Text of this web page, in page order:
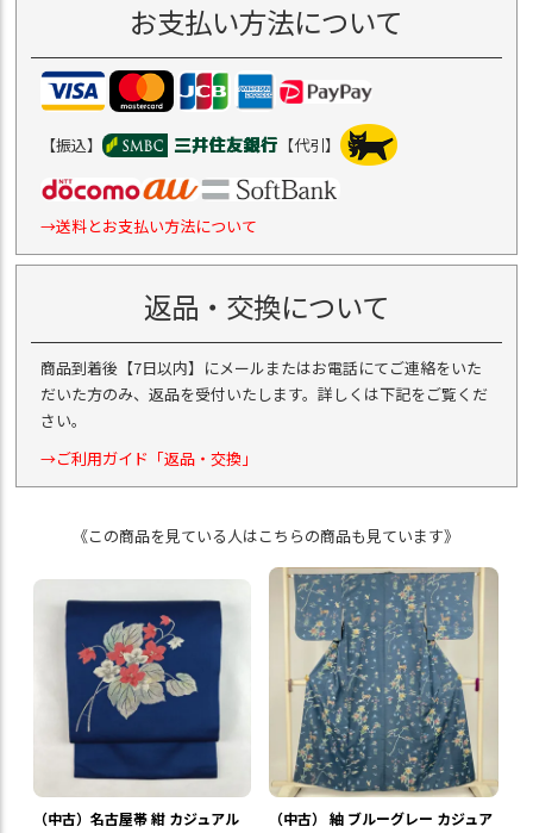
お支払い方法について
【振込】 【代引】
→送料とお支払い方法について
返品・交換について
商品到着後【7日以内】にメールまたはお電話にてご連絡をいた
だいた方のみ、返品を受付いたします。詳しくは下記をご覧くだ
さい。
→ご利用ガイド「返品・交換」
《この商品を見ている人はこちらの商品も見ています》
（中古）名古屋帯 紺 カジュアル
（中古） 紬 ブルーグレー カジュア